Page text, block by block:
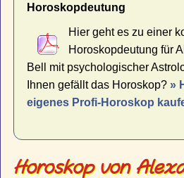
Horoskopdeutung
Hier geht es zu einer
Horoskopdeutung für
Bell mit psychologischer
Ihnen gefällt das Horoskop?»
eigenes Profi-Horoskop
Horoskop von